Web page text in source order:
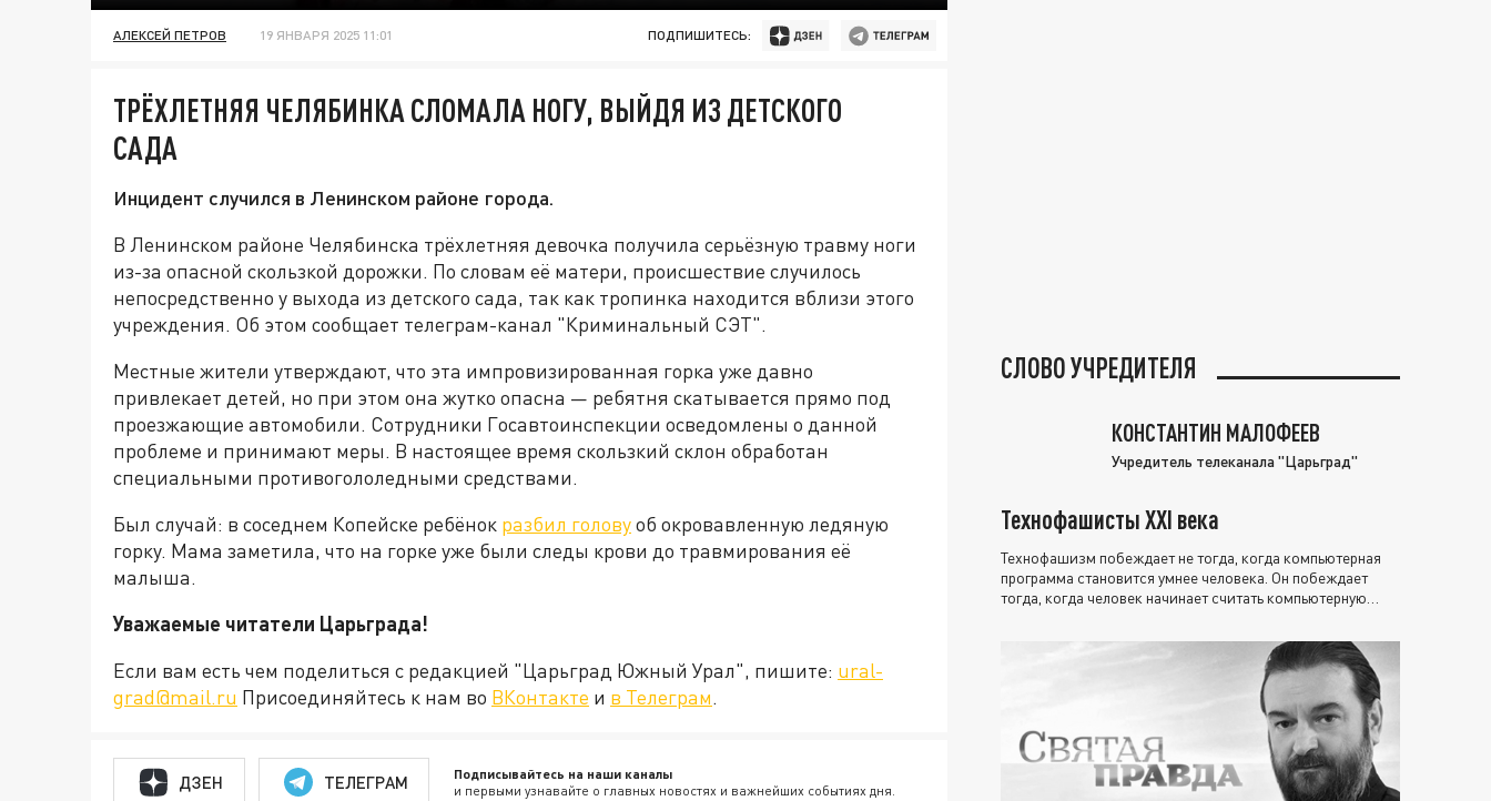
АЛЕКСЕЙ ПЕТРОВ 19 ЯНВАРЯ 2025 11:01 ПОДПИШИТЕСЬ:
ТРЁХЛЕТНЯЯ ЧЕЛЯБИНКА СЛОМАЛА НОГУ, ВЫЙДЯ ИЗ ДЕТСКОГО
САДА
Инцидент случился в Ленинском районе города.
В Ленинском районе Челябинска трёхлетняя девочка получила серьёзную травму ноги
из-за опасной скользкой дорожки. По словам её матери, происшествие случилось
непосредственно у выхода из детского сада, так как тропинка находится вблизи этого
учреждения. Об этом сообщает телеграм-канал "Криминальный СЭТ".
Местные жители утверждают, что эта импровизированная горка уже давно
привлекает детей, но при этом она жутко опасна — ребятня скатывается прямо под
проезжающие автомобили. Сотрудники Госавтоинспекции осведомлены о данной
проблеме и принимают меры. В настоящее время скользкий склон обработан
специальными противогололедными средствами.
Был случай: в соседнем Копейске ребёнок разбил головуоб окровавленную ледяную
горку. Мама заметила, что на горке уже были следы крови до травмирования её
малыша.
Уважаемые читатели Царьграда!
Если вам есть чем поделиться с редакцией "Царьград Южный Урал", пишите: ural-
grad@mail.ru Присоединяйтесь к нам во ВКонтакте и в Телеграм.
ДЗЕН ТЕЛЕГРАМ Подписывайтесь на наши каналы
и первыми узнавайте о главных новостях и важнейших событиях дня.
СЛОВО УЧРЕДИТЕЛЯ
КОНСТАНТИН МАЛОФЕЕВ
Учредитель телеканала "Царьград"
Технофашисты XXI века
Технофашизм побеждает не тогда, когда компьютерная
программа становится умнее человека. Он побеждает
тогда, когда человек начинает считать компьютерную